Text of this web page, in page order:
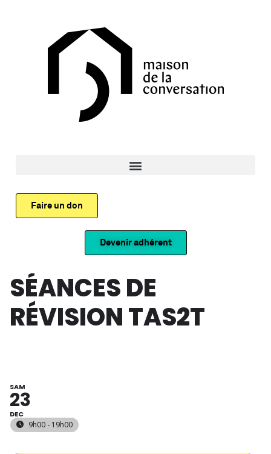
Faire un don
Devenir adhérent
SÉANCES DE
RÉVISION TAS2T
SAM
23
DEC
9h00 - 19h00